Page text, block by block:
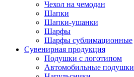
Чехол на чемодан
Шапки
Шапки-ушанки
Шарфы
Шарфы сублимационные
Сувенирная продукция
Подушки с логотипом
Автомобильные подушки